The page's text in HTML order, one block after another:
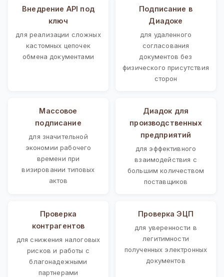
Внедрение API под
ключ
для реализации сложных
кастомных цепочек
обмена документами
Подписание в
Диадоке
для удаленного
согласования
документов без
физического присутствия
сторон
Массовое
подписание
для значительной
экономии рабочего
времени при
визировании типовых
актов
Диадок для
производственных
предприятий
для эффективного
взаимодействия с
большим количеством
поставщиков
Проверка
контрагентов
для снижения налоговых
рисков и работы с
благонадежными
партнерами
Проверка ЭЦП
для уверенности в
легитимности
полученных электронных
документов